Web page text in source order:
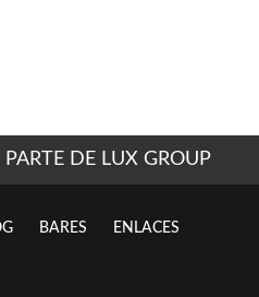
DE LUX GROUP
BARES ENLACES